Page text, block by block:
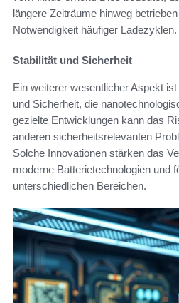
längere Zeiträume hinweg
Notwendigkeit häufiger Ladezyklen.
Stabilität und Sicherheit
Ein weiterer wesentlicher Aspekt
und Sicherheit, die
gezielte Entwicklungen kann das
anderen sicherheitsrelevanten
Solche Innovationen stärken das
moderne Batterietechnologien und
unterschiedlichen Bereichen.